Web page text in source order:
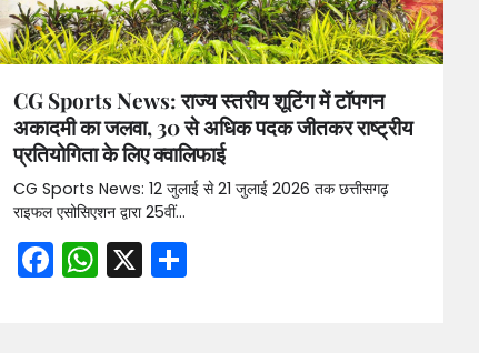
CG Sports News: राज्य स्तरीय शूटिंग में टॉपगन
अकादमी का जलवा, 30 से अधिक पदक जीतकर राष्ट्रीय
प्रतियोगिता के लिए क्वालिफाई
CG Sports News: 12 जुलाई से 21 जुलाई 2026 तक छत्तीसगढ़
राइफल एसोसिएशन द्वारा 25वीं…
Facebook
WhatsApp
X